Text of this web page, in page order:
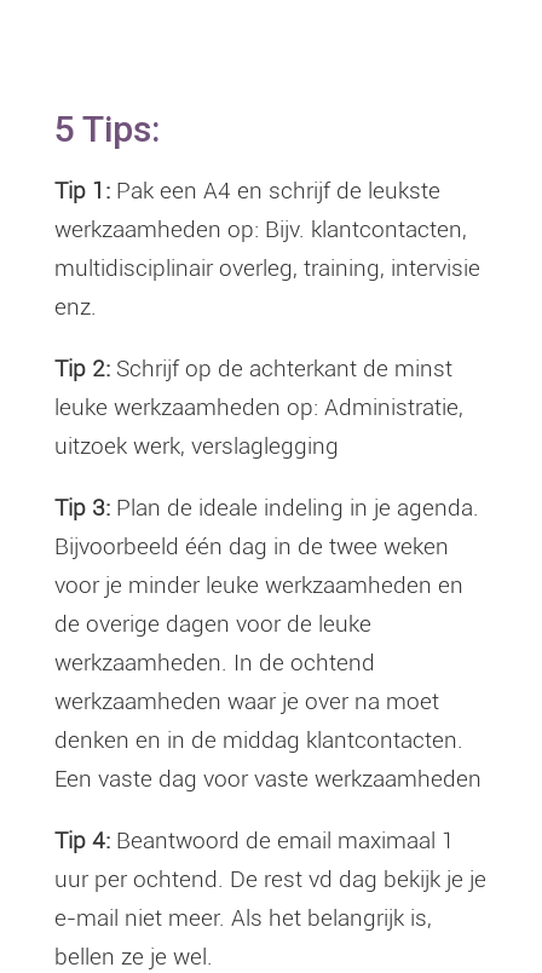
5 Tips:
Tip 1:Pak een A4 en schrijf de leukste
werkzaamheden op: Bijv. klantcontacten,
multidisciplinair overleg, training, intervisie
enz.
Tip 2:Schrijf op de achterkant de minst
leuke werkzaamheden op: Administratie,
uitzoek werk, verslaglegging
Tip 3:Plan de ideale indeling in je agenda.
Bijvoorbeeld één dag in de twee weken
voor je minder leuke werkzaamheden en
de overige dagen voor de leuke
werkzaamheden. In de ochtend
werkzaamheden waar je over na moet
denken en in de middag klantcontacten.
Een vaste dag voor vaste werkzaamheden
Tip 4:Beantwoord de email maximaal 1
uur per ochtend. De rest vd dag bekijk je je
e-mail niet meer. Als het belangrijk is,
bellen ze je wel.